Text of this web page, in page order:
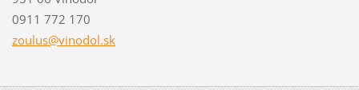
0911 772 170
zoulus@vinodol.sk